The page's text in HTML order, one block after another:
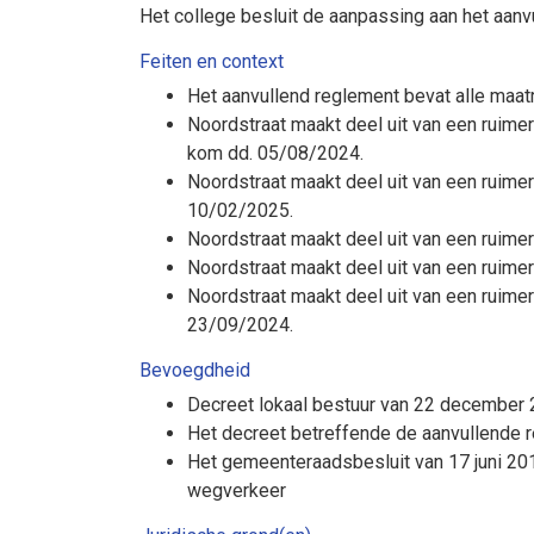
Het college besluit de aanpassing aan het
Feiten en context
Het aanvullend reglement bevat alle
Noordstraat maakt deel uit van een
kom dd. 05/08/2024.
Noordstraat maakt deel uit van een
10/02/2025.
Noordstraat maakt deel uit van een
Noordstraat maakt deel uit van een
Noordstraat maakt deel uit van een
23/09/2024.
Bevoegdheid
Decreet lokaal bestuur van 22 december
Het decreet betreffende de aanvullende
Het gemeenteraadsbesluit van 17 juni
wegverkeer